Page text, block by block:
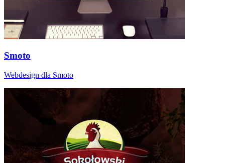
Smoto
Webdesign dla Smoto